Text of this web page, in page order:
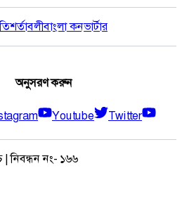
শর্তাবলীবাংলা কনভার্টার
অনুসরণ করুন
Youtube
Twitter
নিবন্ধন নং- ১৬৬